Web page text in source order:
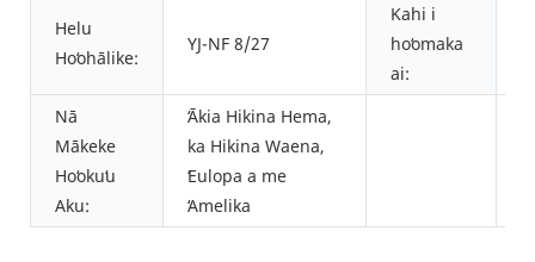
Helu
Hoʻohālike:
YJ-NF 8/27
Kahi i
hoʻomaka
ai:
Nā
Mākeke
Hoʻokuʻu
Aku:
ʻĀkia Hikina Hema,
ka Hikina Waena,
ʻEulopa a me
ʻAmelika